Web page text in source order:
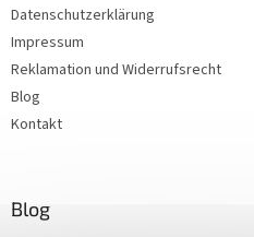
Datenschutzerklärung
Impressum
Reklamation und Widerrufsrecht
Blog
Kontakt
Blog